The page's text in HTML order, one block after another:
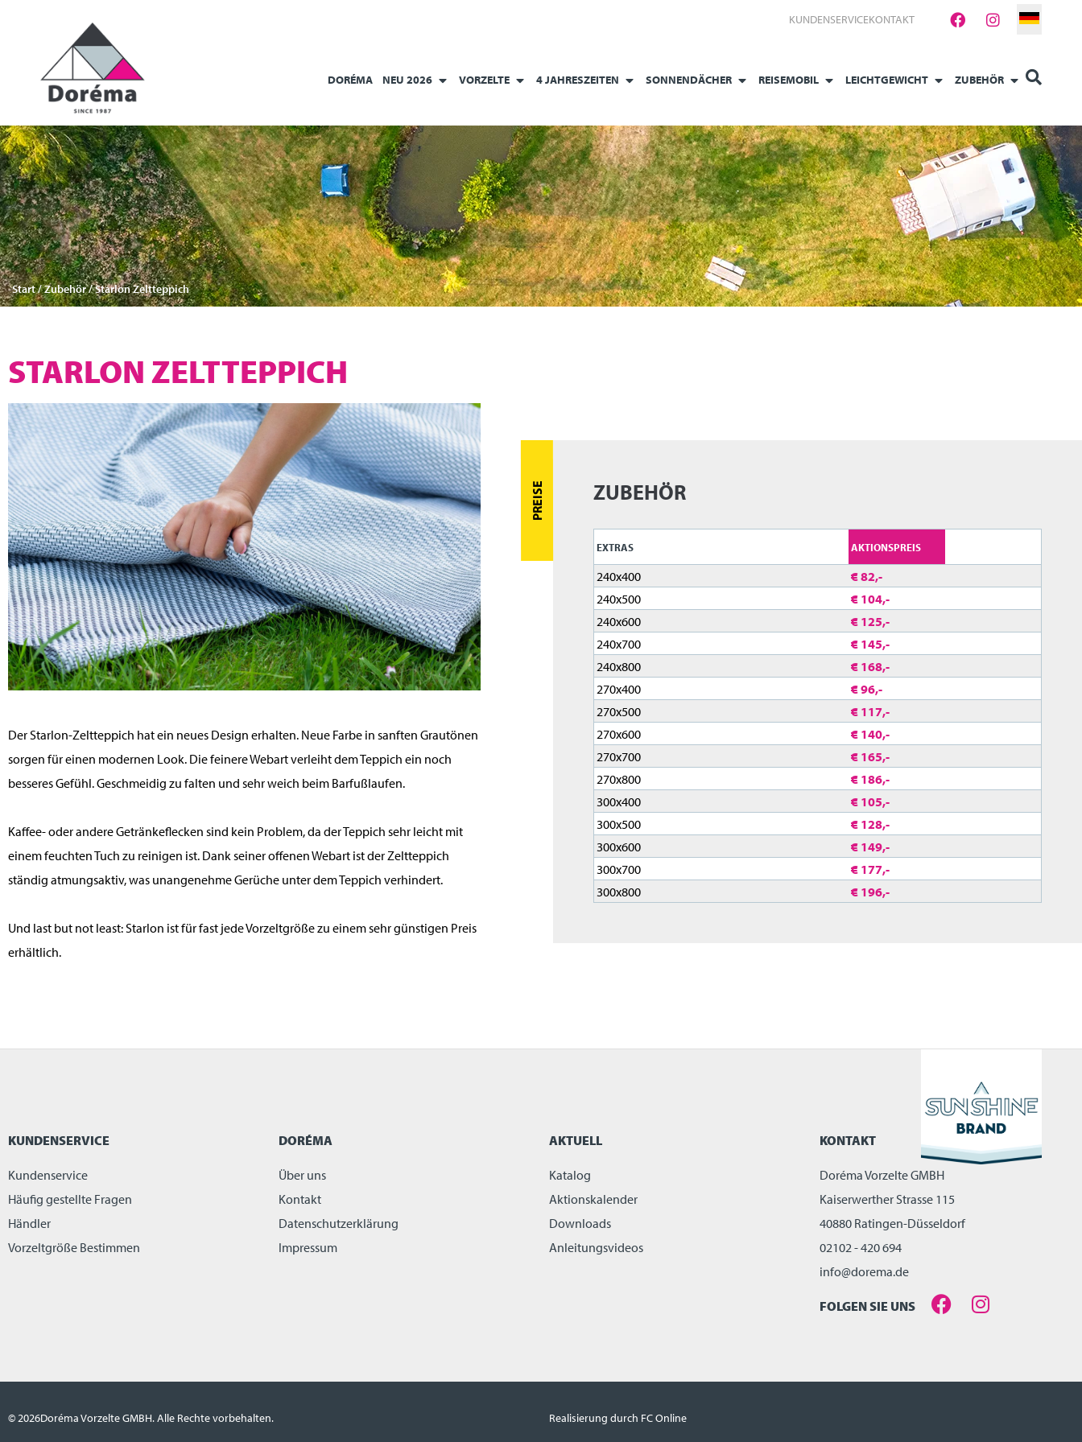
KUNDENSERVICEKONTAKT
DORÉMA NEU 2026 VORZELTE 4 JAHRESZEITEN SONNENDÄCHER REISEMOBIL LEICHTGEWICHT ZUBEHÖR
Start/Zubehör/ Starlon Zeltteppich
STARLON ZELTTEPPICH
Der Starlon-Zeltteppich hat ein neues Design erhalten. Neue Farbe in sanften Grautönen
sorgen für einen modernen Look. Die feinere Webart verleiht dem Teppich ein noch
besseres Gefühl. Geschmeidig zu falten und sehr weich beim Barfußlaufen.
Kaffee- oder andere Getränkeflecken sind kein Problem, da der Teppich sehr leicht mit
einem feuchten Tuch zu reinigen ist. Dank seiner offenen Webart ist der Zeltteppich
ständig atmungsaktiv, was unangenehme Gerüche unter dem Teppich verhindert.
Und last but not least: Starlon ist für fast jede Vorzeltgröße zu einem sehr günstigen Preis
erhältlich.
ZUBEHÖR
EXTRAS AKTIONSPREIS
240x400
€ 82,-
240x500
€ 104,-
240x600
€ 125,-
240x700
€ 145,-
240x800
€ 168,-
270x400
€ 96,-
270x500
€ 117,-
270x600
€ 140,-
270x700
€ 165,-
270x800
€ 186,-
300x400
€ 105,-
300x500
€ 128,-
300x600
€ 149,-
300x700
€ 177,-
300x800
€ 196,-
KUNDENSERVICE
Kundenservice
Häufig gestellte Fragen
Händler
Vorzeltgröße Bestimmen
DORÉMA
Über uns
Kontakt
Datenschutzerklärung
Impressum
AKTUELL
Katalog
Aktionskalender
Downloads
Anleitungsvideos
KONTAKT
Doréma Vorzelte GMBH
Kaiserwerther Strasse 115
40880 Ratingen-Düsseldorf
02102 - 420 694
info@dorema.de
FOLGEN SIE UNS
© 2026Doréma Vorzelte GMBH. Alle Rechte vorbehalten. Realisierung durch FC Online